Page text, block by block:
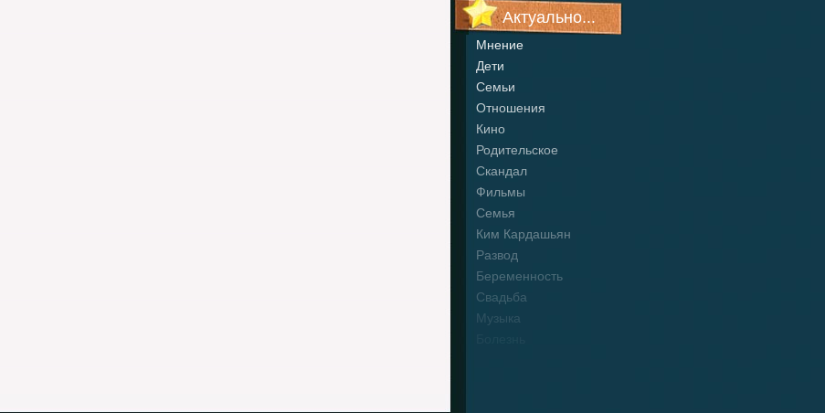
Актуально...
Мнение
Дети
Семьи
Отношения
Кино
Родительское
Скандал
Фильмы
Семья
Ким Кардашьян
Развод
Беременность
Свадьба
Музыка